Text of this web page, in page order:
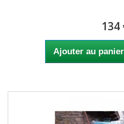
134
Ajouter au panier